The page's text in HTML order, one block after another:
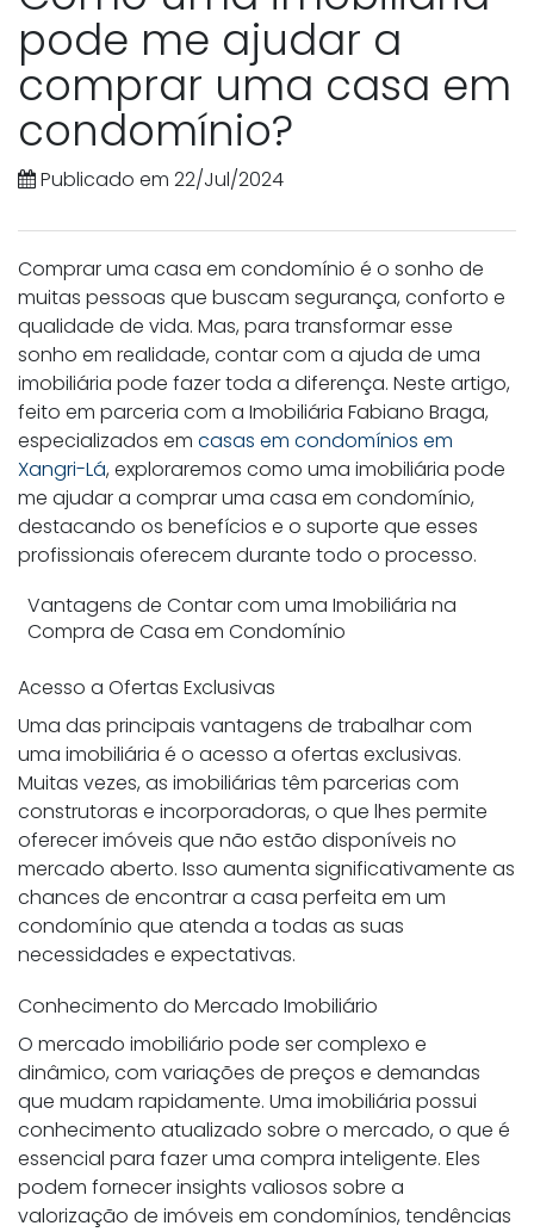
pode me ajudar a
comprar uma casa em
condomínio?
Publicado em 22/Jul/2024
Comprar uma casa em condomínio é o sonho de
muitas pessoas que buscam segurança, conforto e
qualidade de vida. Mas, para transformar esse
sonho em realidade, contar com a ajuda de uma
imobiliária pode fazer toda a diferença. Neste artigo,
feito em parceria com a Imobiliária Fabiano Braga,
especializados em casas em condomínios em
Xangri-Lá, exploraremos como uma imobiliária pode
me ajudar a comprar uma casa em condomínio,
destacando os benefícios e o suporte que esses
profissionais oferecem durante todo o processo.
Vantagens de Contar com uma Imobiliária na
Compra de Casa em Condomínio
Acesso a Ofertas Exclusivas
Uma das principais vantagens de trabalhar com
uma imobiliária é o acesso a ofertas exclusivas.
Muitas vezes, as imobiliárias têm parcerias com
construtoras e incorporadoras, o que lhes permite
oferecer imóveis que não estão disponíveis no
mercado aberto. Isso aumenta significativamente as
chances de encontrar a casa perfeita em um
condomínio que atenda a todas as suas
necessidades e expectativas.
Conhecimento do Mercado Imobiliário
O mercado imobiliário pode ser complexo e
dinâmico, com variações de preços e demandas
que mudam rapidamente. Uma imobiliária possui
conhecimento atualizado sobre o mercado, o que é
essencial para fazer uma compra inteligente. Eles
podem fornecer insights valiosos sobre a
valorização de imóveis em condomínios, tendências